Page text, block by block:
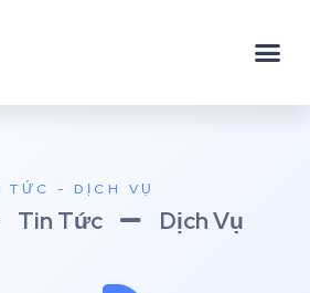
TỨC - DỊCH VỤ
Tin Tức Dịch Vụ